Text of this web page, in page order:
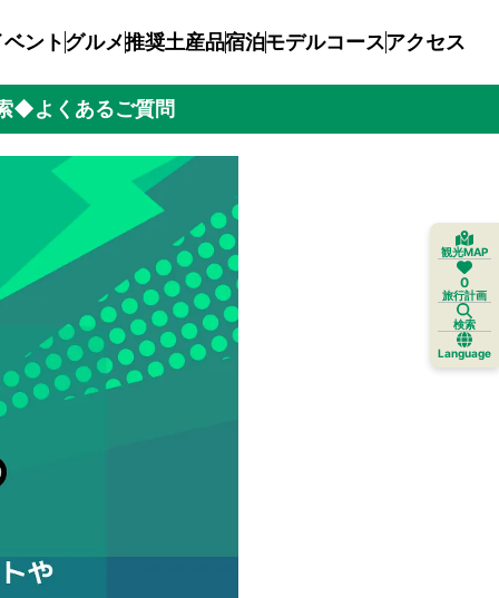
ベントグルメ推奨土産品宿泊モデルコースアクセス
◆よくあるご質問
観光MAP
0
旅行計画
検索
Language